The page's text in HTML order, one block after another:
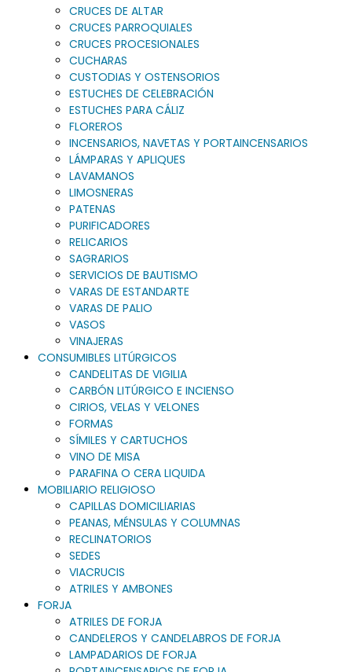
CRUCES DE ALTAR
CRUCES PARROQUIALES
CRUCES PROCESIONALES
CUCHARAS
CUSTODIAS Y OSTENSORIOS
ESTUCHES DE CELEBRACIÓN
ESTUCHES PARA CÁLIZ
FLOREROS
INCENSARIOS, NAVETAS Y PORTAINCENSARIOS
LÁMPARAS Y APLIQUES
LAVAMANOS
LIMOSNERAS
PATENAS
PURIFICADORES
RELICARIOS
SAGRARIOS
SERVICIOS DE BAUTISMO
VARAS DE ESTANDARTE
VARAS DE PALIO
VASOS
VINAJERAS
CONSUMIBLES LITÚRGICOS
CANDELITAS DE VIGILIA
CARBÓN LITÚRGICO E INCIENSO
CIRIOS, VELAS Y VELONES
FORMAS
SÍMILES Y CARTUCHOS
VINO DE MISA
PARAFINA O CERA LIQUIDA
MOBILIARIO RELIGIOSO
CAPILLAS DOMICILIARIAS
PEANAS, MÉNSULAS Y COLUMNAS
RECLINATORIOS
SEDES
VIACRUCIS
ATRILES Y AMBONES
FORJA
ATRILES DE FORJA
CANDELEROS Y CANDELABROS DE FORJA
LAMPADARIOS DE FORJA